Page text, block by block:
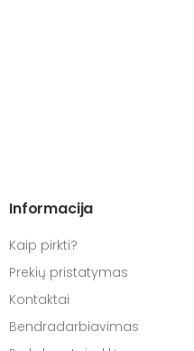
Informacija
Kaip pirkti?
Prekių pristatymas
Kontaktai
Bendradarbiavimas